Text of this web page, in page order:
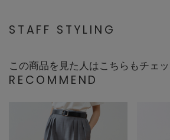
STAFF STYLING
この商品を見た人はこちらもチェ
RECOMMEND